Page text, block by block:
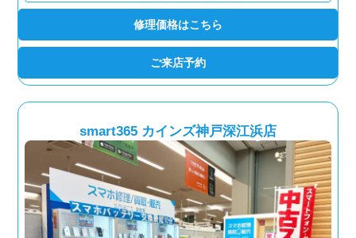
修理価格はこちら
ご来店予約
smart365 カインズ神戸深江浜店